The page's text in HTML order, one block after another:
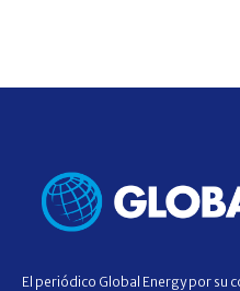
El periódico Global Energy por su